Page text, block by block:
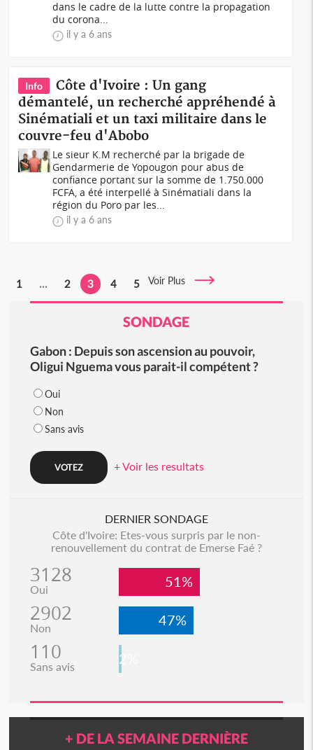
dans le cadre de la lutte contre la propagation
du corona...
il y a 6 ans
Info
Côte d'Ivoire : Un gang
démantelé, un recherché appréhendé à
Sinématiali et un taxi militaire dans le
couvre-feu d'Abobo
Le sieur K.M recherché par la brigade de
Gendarmerie de Yopougon pour abus de
confiance portant sur la somme de 1.750.000
FCFA, a été interpellé à Sinématiali dans la
région du Poro par les...
il y a 6 ans
1 ... 2 3 4 5 Voir Plus
SONDAGE
Gabon : Depuis son ascension au pouvoir,
Oligui Nguema vous parait-il compétent ?
Oui
Non
Sans avis
+ Voir les resultats
DERNIER SONDAGE
Côte d'Ivoire: Etes-vous surpris par le non-
renouvellement du contrat de Emerse Faé ?
3128
Oui 51%
2902
Non 47%
110
Sans avis 2%
+ DE LA SEMAINE DERNIÈRE